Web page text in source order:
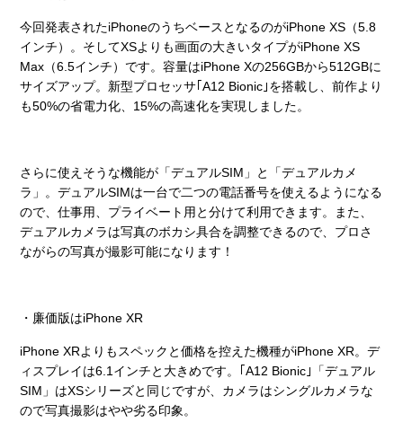
今回発表されたiPhoneのうちベースとなるのがiPhone XS（5.8
インチ）。そしてXSよりも画面の大きいタイプがiPhone XS
Max（6.5インチ）です。容量はiPhone Xの256GBから512GBに
サイズアップ。新型プロセッサ｢A12 Bionic｣を搭載し、前作より
も50%の省電力化、15%の高速化を実現しました。
さらに使えそうな機能が「デュアルSIM」と「デュアルカメ
ラ」。デュアルSIMは一台で二つの電話番号を使えるようになる
ので、仕事用、プライベート用と分けて利用できます。また、
デュアルカメラは写真のボカシ具合を調整できるので、プロさ
ながらの写真が撮影可能になります！
・廉価版はiPhone XR
iPhone XRよりもスペックと価格を控えた機種がiPhone XR。デ
ィスプレイは6.1インチと大きめです。｢A12 Bionic｣「デュアル
SIM」はXSシリーズと同じですが、カメラはシングルカメラな
ので写真撮影はやや劣る印象。